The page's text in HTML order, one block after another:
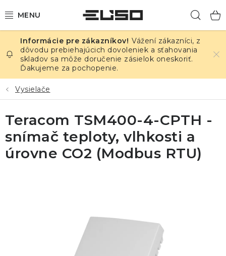
na
ELEKTRINA
TEPLOTA A VLHKOSŤ
TLAK A ÚNIKY
ZÁZNAMNÍKY
KALIBRÁCIA
Vážení zákazníci, z
dôvodu prebiehajúcich dovoleniek a sťahovania
skladov sa môže doručenie zásielok oneskoriť.
Ďakujeme za pochopenie.
Vysielače
Teracom TSM400-4-CPTH -
snímač teploty, vlhkosti a
úrovne CO2 (Modbus RTU)